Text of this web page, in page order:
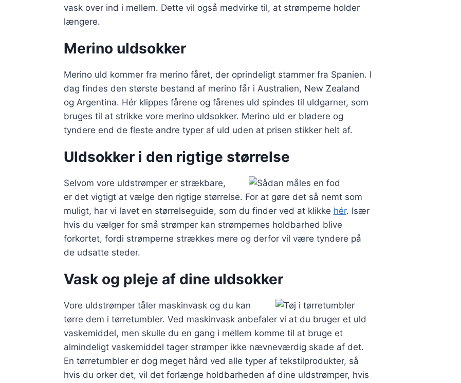
vask over ind i mellem. Dette vil også medvirke til, at strømperne holder
længere.
Merino uldsokker
Merino uld kommer fra merino fåret, der oprindeligt stammer fra Spanien. I
dag findes den største bestand af merino får i Australien, New Zealand
og Argentina. Hér klippes fårene og fårenes uld spindes til uldgarner, som
bruges til at strikke vore merino uldsokker. Merino uld er blødere og
tyndere end de fleste andre typer af uld uden at prisen stikker helt af.
Uldsokker i den rigtige størrelse
Selvom vore uldstrømper er strækbare,
er det vigtigt at vælge den rigtige størrelse. For at gøre det så nemt som
muligt, har vi lavet en størrelseguide, som du finder ved at klikke hér. Især
hvis du vælger for små strømper kan strømpernes holdbarhed blive
forkortet, fordi strømperne strækkes mere og derfor vil være tyndere på
de udsatte steder.
Vask og pleje af dine uldsokker
Vore uldstrømper tåler maskinvask og du kan
tørre dem i tørretumbler. Ved maskinvask anbefaler vi at du bruger et uld
vaskemiddel, men skulle du en gang i mellem komme til at bruge et
almindeligt vaskemiddel tager strømper ikke nævneværdig skade af det.
En tørretumbler er dog meget hård ved alle typer af tekstilprodukter, så
hvis du orker det, vil det forlænge holdbarheden af dine uldstrømper, hvis